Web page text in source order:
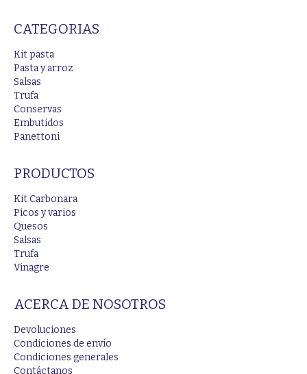
CATEGORIAS
Kit pasta
Pasta y arroz
Salsas
Trufa
Conservas
Embutidos
Panettoni
PRODUCTOS
Kit Carbonara
Picos y varios
Quesos
Salsas
Trufa
Vinagre
ACERCA DE NOSOTROS
Devoluciones
Condiciones de envío
Condiciones generales
Contáctanos